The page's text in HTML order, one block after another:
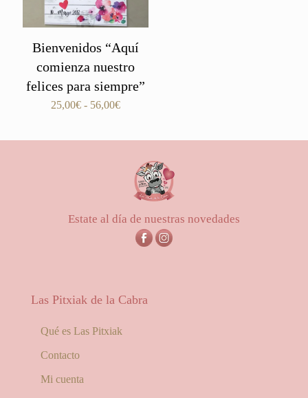
Bienvenidos “Aquí
comienza nuestro
felices para siempre”
25,00€ - 56,00€Rango
25,00€
hasta
56,00€
Estate al día de nuestras novedades
Las Pitxiak de la Cabra
Qué es Las Pitxiak
Contacto
Mi cuenta